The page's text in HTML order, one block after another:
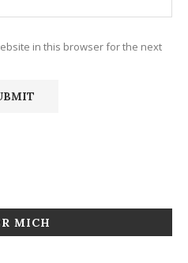
in this browser for the next
MICH